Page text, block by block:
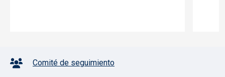
Pie de página con iconos
Comité de seguimiento